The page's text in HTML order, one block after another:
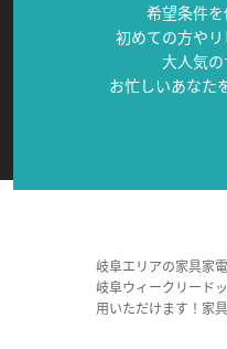
希望条件を
初めての方や
大人気の
お忙しいあなた
岐阜エリアの家具家
岐阜ウィークリード
用いただけます！家